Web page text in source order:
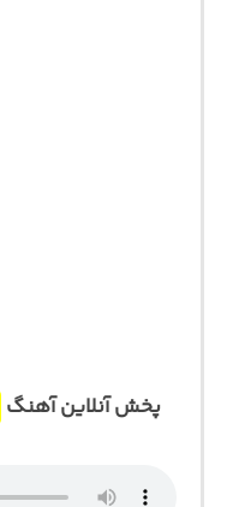
پخش آنلاین آهنگ